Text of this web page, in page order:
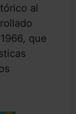
al
que